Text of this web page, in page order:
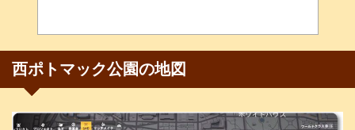
西ポトマック公園の地図